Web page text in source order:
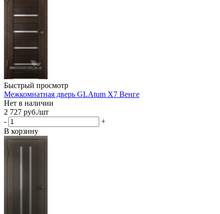
Быстрый просмотр
Межкомнатная дверь GLAtum X7 Венге
Нет в наличии
2 727 руб./шт
-
+
В корзину